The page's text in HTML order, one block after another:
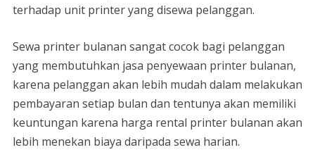
terhadap unit printer yang disewa pelanggan.
Sewa printer bulanan sangat cocok bagi pelanggan
yang membutuhkan jasa penyewaan printer bulanan,
karena pelanggan akan lebih mudah dalam melakukan
pembayaran setiap bulan dan tentunya akan memiliki
keuntungan karena harga rental printer bulanan akan
lebih menekan biaya daripada sewa harian.